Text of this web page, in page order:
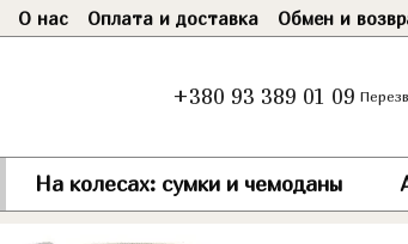
О нас Оплата и доставка Обмен и
+380 93 389 01 09
На колесах: сумки и чемоданы